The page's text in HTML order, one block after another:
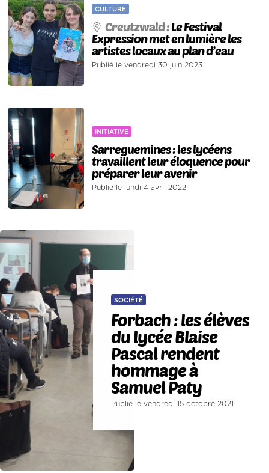
CULTURE
Creutzwald :Le Festival
Expression met en lumière les
artistes locaux au plan d’eau
Publié le vendredi 30 juin 2023
INITIATIVE
Sarreguemines : les lycéens
travaillent leur éloquence pour
préparer leur avenir
Publié le lundi 4 avril 2022
SOCIÉTÉ
Forbach : les élèves
du lycée Blaise
Pascal rendent
hommage à
Samuel Paty
Publié le vendredi 15 octobre 2021